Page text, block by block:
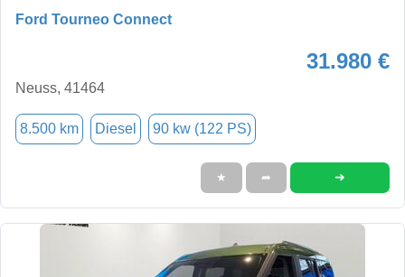
Ford Tourneo Connect
31.980 €
Neuss, 41464
8.500 km Diesel 90 kw (122 PS)
★ ➦ ➜